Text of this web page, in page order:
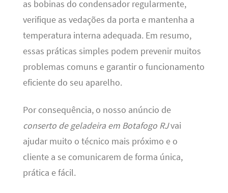
as bobinas do condensador regularmente,
verifique as vedações da porta e mantenha a
temperatura interna adequada. Em resumo,
essas práticas simples podem prevenir muitos
problemas comuns e garantir o funcionamento
eficiente do seu aparelho.
Por consequência, o nosso anúncio de
conserto de geladeira em Botafogo RJvai
ajudar muito o técnico mais próximo e o
cliente a se comunicarem de forma única,
prática e fácil.